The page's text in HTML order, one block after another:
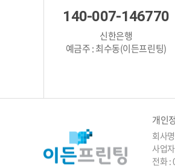
140-007-146770
신한은행
예금주 : 최수동(이든프린팅)
개인
회사
사업
전화